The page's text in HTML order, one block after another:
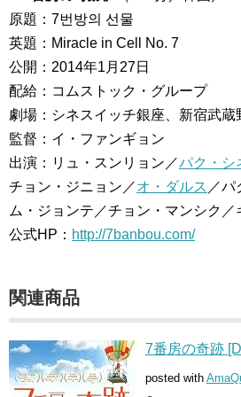
原題：7번방의 선물
英題：Miracle in Cell No. 7
公開：2014年1月27日
配給：コムストック・グループ
劇場：シネスイッチ銀座、新宿武蔵
監督：イ・ファンギョン
出演：リュ・スンリョン／パク・シ
チョン・ジニョン／オ・ダルス ／パ
ム・ジョンテ／チョン・マンシク／
公式HP： http://7banbou.com/
関連商品
7番房の奇跡
posted with